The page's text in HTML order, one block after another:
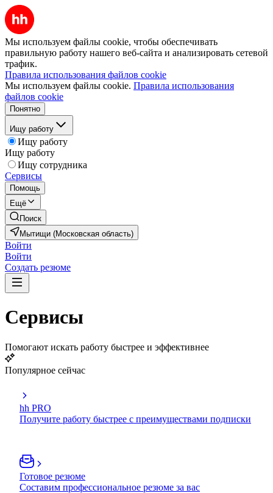
Мы используем файлы cookie, чтобы обеспечивать
правильную работу нашего веб-сайта и анализировать сетевой
трафик.
Правила использования файлов cookie
Мы используем файлы cookie. Правила использования
файлов cookie
Понятно
Ищу работу
Ищу работу
Ищу работу
Ищу сотрудника
Сервисы
Помощь
Ещё
Поиск
Мытищи (Московская область)
Войти
Войти
Создать резюме
Сервисы
Помогают искать работу быстрее и эффективнее
Популярное сейчас
hh PRO
Получите работу быстрее с преимуществами подписки
Готовое резюме
Составим профессиональное резюме за вас